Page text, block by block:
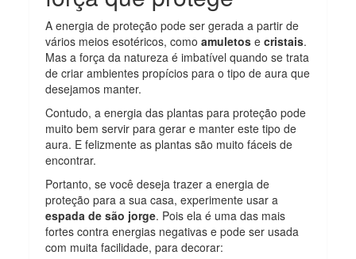
A energia de proteção pode ser gerada a partir de
vários meios esotéricos, comoamuletos e cristais.
Mas a força da natureza é imbatível quando se trata
de criar ambientes propícios para o tipo de aura que
desejamos manter.
Contudo, a energia das plantas para proteção pode
muito bem servir para gerar e manter este tipo de
aura. E felizmente as plantas são muito fáceis de
encontrar.
Portanto, se você deseja trazer a energia de
proteção para a sua casa, experimente usar a
espada de são jorge. Pois ela é uma das mais
fortes contra energias negativas e pode ser usada
com muita facilidade, para decorar: